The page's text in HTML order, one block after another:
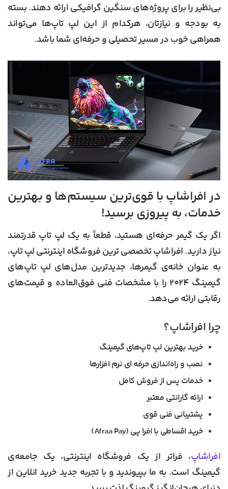
بی‌نظیر را برای پروژه‌های سنگین گرافیکی ارائه دهند. بسته
به بودجه و نیازتان، هرکدام از این لپ تاپ‌ها می‌تواند
همراهی خوب در مسیر تحصیلی و حرفه‌ای شما باشد.
در افراشاپ با قوی‌ترین سیستم‌ها و بهترین
خدمات، به پیروزی برسید!
اگر یک گیمر حرفه‌ای هستید، قطعاً به یک لپ تاپ قدرتمند
نیاز دارید.افراشاپ تخصصی ترین فروشگاه اینترنتی لپ تاپ،
به عنوان خانه‌ی گیمرها، جدیدترین مدل‌های لپ تاپ‌های
گیمینگ ۲۰۲۴ را با مشخصات فنی فوق‌العاده و قیمت‌های
رقابتی ارائه می‌دهد.
چرا افراشاپ؟
خرید بهترین لپ تاپ‌های گیمینگ
نصب و راه‌اندازیحرفه ای نرم افزارها
خدمات پس از فروش کامل
ارائه گارانتی معتبر
پشتیبانی فنی قوی
خرید اقساطی با افرا پی (Afraa Pay
)
افراشاپ، فراتر از یک فروشگاه اینترنتی، یک جامعه‌ی
گیمینگ است. به ما بپیوندید و با تجربه جدید خرید انلاین از